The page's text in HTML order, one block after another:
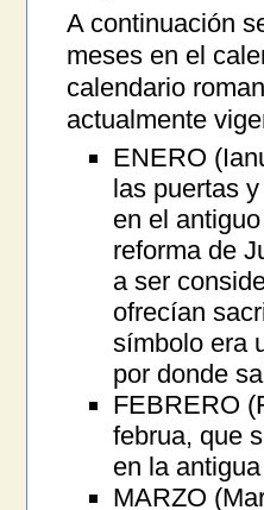
A continuación
meses en el
calendario
actualmente
ENERO
las puertas
en el
reforma de
a ser
ofrecían
símbolo era
por donde
FEBRERO
februa, que
en la
MARZO